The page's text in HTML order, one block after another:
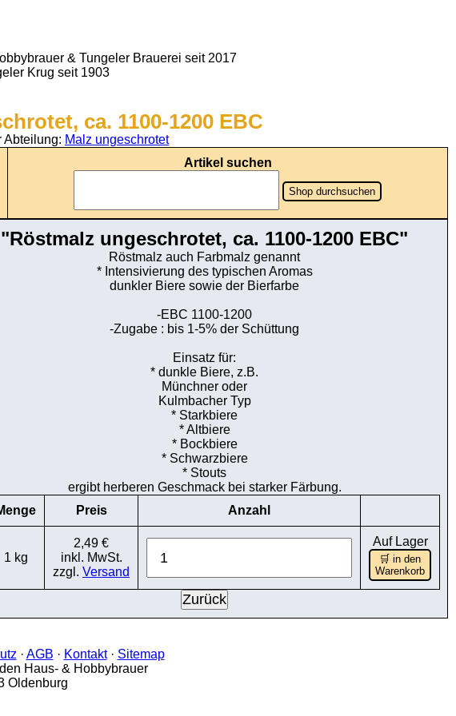
& Tungeler Brauerei seit 2017
Krug seit 1903
ca. 1100-1200 EBC
Abteilung: Malz ungeschrotet
Artikel suchen
Shop durchsuchen
"Röstmalz ungeschrotet, ca. 1100-1200 EBC"
Röstmalz auch Farbmalz genannt
* Intensivierung des typischen Aromas
dunkler Biere sowie der Bierfarbe
-EBC 1100-1200
-Zugabe : bis 1-5% der Schüttung
Einsatz für:
* dunkle Biere, z.B.
Münchner oder
Kulmbacher Typ
* Starkbiere
* Altbiere
* Bockbiere
* Schwarzbiere
* Stouts
ergibt herberen Geschmack bei starker Färbung.
Preis Anzahl
1 kg
2,49 €
inkl. MwSt.
zzgl. Versand
Auf Lager
🛒 in den
Warenkorb
· AGB · Kontakt· Sitemap
Haus- & Hobbybrauer
Oldenburg